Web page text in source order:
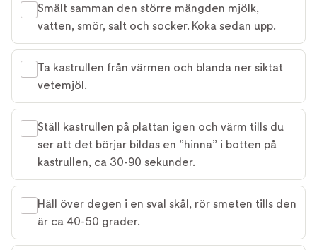
Smält samman den större mängden mjölk,
vatten, smör, salt och socker. Koka sedan upp.
Ta kastrullen från värmen och blanda ner siktat
vetemjöl.
Ställ kastrullen på plattan igen och värm tills du
ser att det börjar bildas en ”hinna” i botten på
kastrullen, ca 30-90 sekunder.
Häll över degen i en sval skål, rör smeten tills den
är ca 40-50 grader.